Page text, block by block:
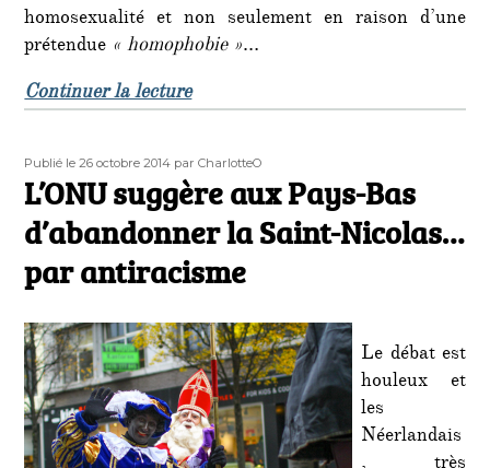
homosexualité et non seulement en raison d’une
prétendue « homophobie »…
Continuer la lecturede « Un groupe LGBT poursuit
Publié
le
Publié le 26 octobre 2014 Auteur
par CharlotteO
L’ONU suggère aux Pays-Bas
d’abandonner la Saint-Nicolas…
par antiracisme
Le débat est
houleux et
les
Néerlandais